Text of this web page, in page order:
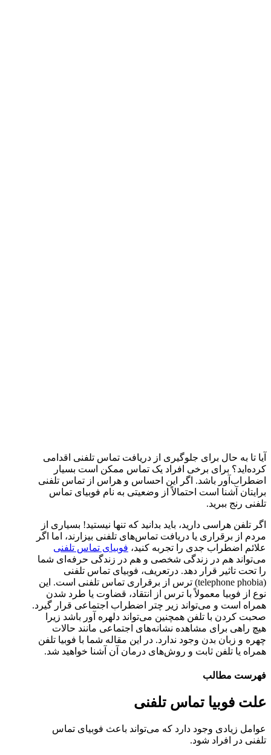
آیا تا به حال برای جلوگیری از دریافت تماس تلفنی اقدامی
کرده‌اید؟ برای برخی افراد یک تماس ممکن است بسیار
اضطراب‌آور باشد. اگر این احساس و هراس از تماس تلفنی
برایتان آشنا است احتمالاً از وضعیتی به نام فوبیای تماس
تلفنی رنج ببرید.
اگر تلفن هراسی دارید، باید بدانید که تنها نیستید! بسیاری از
مردم از برقراری یا دریافت تماس‌های تلفنی بیزارند، اما اگر
علائم اضطراب جدی را تجربه کنید، فوبیای تماس تلفنی
می‌تواند هم در زندگی شخصی و هم در زندگی حرفه‌ای شما
را تحت تاثیر قرار دهد. درتعریف، فوبیای تماس تلفنی
(telephone phobia) ترس از برقراری تماس تلفنی است. این
نوع از فوبیا معمولاً با ترس از انتقاد، قضاوت یا طرد شدن
همراه است و می‌تواند زیر چتر اضطراب اجتماعی قرار گیرد.
صحبت کردن با تلفن همچنین می‌تواند دلهره آور باشد زیرا
هیچ راهی برای مشاهده نشانه‌های اجتماعی مانند حالات
چهره و زبان بدن وجود ندارد. در این مقاله شما با فوبیا تلفن
همراه یا تلفن ثابت و روش‌های درمان آن آشنا خواهید شد.
فهرست مطالب
علت فوبیا تماس تلفنی
عوامل زیادی وجود دارد که می‌تواند باعث فوبیای تماس
تلفنی در افراد شود.